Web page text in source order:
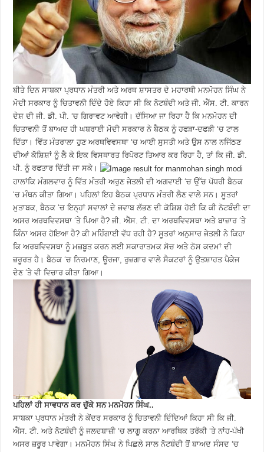
ਬੀਤੇ ਦਿਨ ਸਾਬਕਾ ਪ੍ਰਧਾਨ ਮੰਤਰੀ ਅਤੇ ਅਰਥ ਸ਼ਾਸਤਰ ਦੇ ਮਹਾਰਥੀ ਮਨਮੋਹਨ ਸਿੰਘ ਨੇ
ਮੋਦੀ ਸਰਕਾਰ ਨੂੰ ਚਿਤਾਵਨੀ ਦਿੰਦੇ ਹੋਏ ਕਿਹਾ ਸੀ ਕਿ ਨੋਟਬੰਦੀ ਅਤੇ ਜੀ. ਐੱਸ. ਟੀ. ਕਾਰਨ
ਦੇਸ਼ ਦੀ ਜੀ. ਡੀ. ਪੀ. ‘ਚ ਗਿਰਾਵਟ ਆਵੇਗੀ। ਦੱਸਿਆ ਜਾ ਰਿਹਾ ਹੈ ਕਿ ਮਨਮੋਹਨ ਦੀ
ਚਿਤਾਵਨੀ ਤੋਂ ਬਾਅਦ ਹੀ ਘਬਰਾਈ ਮੋਦੀ ਸਰਕਾਰ ਨੇ ਬੈਠਕ ਨੂੰ ਹਫੜਾ-ਦਫੜੀ ‘ਚ ਟਾਲ
ਦਿੱਤਾ। ਵਿੱਤ ਮੰਤਰਾਲਾ ਹੁਣ ਅਰਥਵਿਵਸਥਾ ‘ਚ ਆਈ ਸੁਸਤੀ ਅਤੇ ਉਸ ਨਾਲ ਨਜਿੱਠਣ
ਦੀਆਂ ਕੋਸ਼ਿਸ਼ਾਂ ਨੂੰ ਲੈ ਕੇ ਇਕ ਵਿਸਥਾਰਤ ਰਿਪੋਰਟ ਤਿਆਰ ਕਰ ਰਿਹਾ ਹੈ, ਤਾਂ ਕਿ ਜੀ. ਡੀ.
ਪੀ. ਨੂੰ ਰਫਤਾਰ ਦਿੱਤੀ ਜਾ ਸਕੇ।
ਹਾਲਾਂਕਿ ਮੰਗਲਵਾਰ ਨੂੰ ਵਿੱਤ ਮੰਤਰੀ ਅਰੁਣ ਜੇਤਲੀ ਦੀ ਅਗਵਾਈ ‘ਚ ਉੱਚ ਪੱਧਰੀ ਬੈਠਕ
‘ਚ ਮੰਥਨ ਕੀਤਾ ਗਿਆ। ਪਹਿਲਾਂ ਇਹ ਬੈਠਕ ਪ੍ਰਧਾਨ ਮੰਤਰੀ ਲੈਣ ਵਾਲੇ ਸਨ। ਸੂਤਰਾਂ
ਮੁਤਾਬਕ, ਬੈਠਕ ‘ਚ ਇਨ੍ਹਾਂ ਸਵਾਲਾਂ ਦੇ ਜਵਾਬ ਲੱਭਣ ਦੀ ਕੋਸ਼ਿਸ਼ ਹੋਈ ਕਿ ਕੀ ਨੋਟਬੰਦੀ ਦਾ
ਅਸਰ ਅਰਥਵਿਵਸਥਾ ‘ਤੇ ਪਿਆ ਹੈ? ਜੀ. ਐੱਸ. ਟੀ. ਦਾ ਅਰਥਵਿਵਸਥਾ ਅਤੇ ਬਾਜ਼ਾਰ ‘ਤੇ
ਕਿੰਨਾ ਅਸਰ ਹੋਇਆ ਹੈ? ਕੀ ਮਹਿੰਗਾਈ ਵੱਧ ਰਹੀ ਹੈ? ਸੂਤਰਾਂ ਅਨੁਸਾਰ ਜੇਤਲੀ ਨੇ ਕਿਹਾ
ਕਿ ਅਰਥਵਿਵਸਥਾ ਨੂੰ ਮਜ਼ਬੂਤ ਕਰਨ ਲਈ ਸਕਾਰਾਤਮਕ ਸੋਚ ਅਤੇ ਠੋਸ ਕਦਮਾਂ ਦੀ
ਜ਼ਰੂਰਤ ਹੈ। ਬੈਠਕ ‘ਚ ਨਿਰਮਾਣ, ਊਰਜਾ, ਰੁਜ਼ਗਾਰ ਵਾਲੇ ਸੈਕਟਰਾਂ ਨੂੰ ਉਤਸ਼ਾਹਤ ਪੈਕੇਜ
ਦੇਣ ‘ਤੇ ਵੀ ਵਿਚਾਰ ਕੀਤਾ ਗਿਆ।
ਪਹਿਲਾਂ ਹੀ ਸਾਵਧਾਨ ਕਰ ਚੁੱਕੇ ਸਨ ਮਨਮੋਹਨ ਸਿੰਘ..
ਸਾਬਕਾ ਪ੍ਰਧਾਨ ਮੰਤਰੀ ਨੇ ਕੇਂਦਰ ਸਰਕਾਰ ਨੂੰ ਚਿਤਾਵਨੀ ਦਿੰਦਿਆਂ ਕਿਹਾ ਸੀ ਕਿ ਜੀ.
ਐੱਸ. ਟੀ. ਅਤੇ ਨੋਟਬੰਦੀ ਨੂੰ ਜਲਦਬਾਜ਼ੀ ‘ਚ ਲਾਗੂ ਕਰਨਾ ਆਰਥਿਕ ਤਰੱਕੀ ‘ਤੇ ਨਾਂਹ-ਪੱਖੀ
ਅਸਰ ਜ਼ਰੂਰ ਪਾਵੇਗਾ। ਮਨਮੋਹਨ ਸਿੰਘ ਨੇ ਪਿਛਲੇ ਸਾਲ ਨੋਟਬੰਦੀ ਤੋਂ ਬਾਅਦ ਸੰਸਦ ‘ਚ